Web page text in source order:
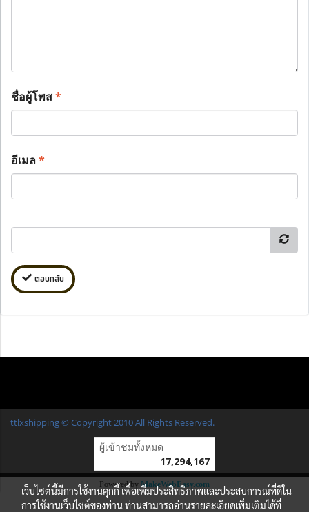
ชื่อผู้โพส*
อีเมล*
ตอบกลับ
ttlxshipping © Copyright 2010 All Rights Reserved.
ผู้เข้าชมวันนี้
Powered byMakeWebEasy.com
เว็บไซต์นี้มีการใช้งานคุกกี้ เพื่อเพิ่มประสิทธิภาพและประสบการณ์ที่ดีใน
การใช้งานเว็บไซต์ของท่าน ท่านสามารถอ่านรายละเอียดเพิ่มเติมได้ที่